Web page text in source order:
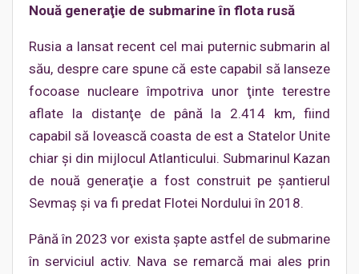
Nouă generaţie de submarine în flota rusă
Rusia a lansat recent cel mai puternic submarin al
său, despre care spune că este capabil să lanseze
focoase nucleare împotriva unor ţinte terestre
aflate la distanţe de până la 2.414 km, fiind
capabil să lovească coasta de est a Statelor Unite
chiar şi din mijlocul Atlanticului. Submarinul Kazan
de nouă generaţie a fost construit pe şantierul
Sevmaş şi va fi predat Flotei Nordului în 2018.
Până în 2023 vor exista şapte astfel de submarine
în serviciul activ. Nava se remarcă mai ales prin